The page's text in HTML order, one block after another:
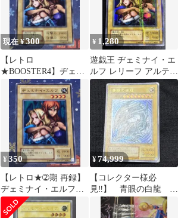
現在 ¥300
【レトロ
★BOOSTER4】ヂェミ
ナイ・エルフ 初期 ブー
スター ノーマル
¥ 1,280
遊戯王 ヂェミナイ・エ
ルフ レリーフ アルティ
メットレア 2期 美光沢
¥350
【レトロ★➁期 再録】
ヂェミナイ・エルフ
B231 ブースター ノー
マル
¥74,999
【コレクター様必
見‼️】 青眼の白龍
SM-51 2期 レリーフ
青艶